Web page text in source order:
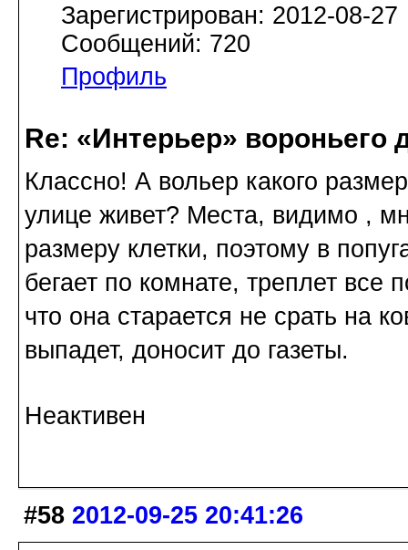
Зарегистрирован: 2012-08-27
Сообщений: 720
Профиль
Re: «Интерьер» вороньего
Классно! А вольер какого
улице живет? Места, видимо ,
размеру клетки, поэтому в
бегает по комнате, треплет все
что она старается не срать на
выпадет, доносит до газеты.
Неактивен
#58 2012-09-25 20:41:26